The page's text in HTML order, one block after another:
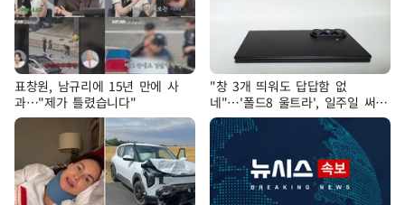
표창원, 남규리에 15년 만에 사
과…"제가 틀렸습니다"
"창 3개 띄워도 답답함 없
네"…'폴드8 울트라', 일주일 써보
니